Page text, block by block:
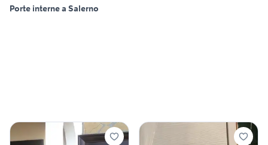
Porte interne a Salerno